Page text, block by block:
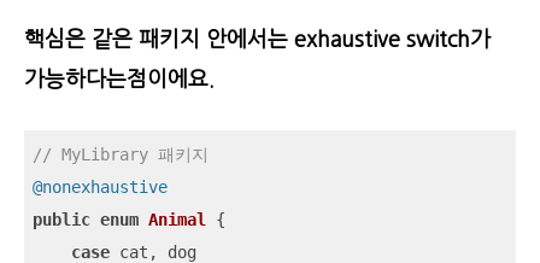
핵심은 같은 패키지 안에서는 exhaustive switch가
가능하다는점이에요.
// MyLibrary 패키지
@nonexhaustive
public enum Animal
{
case cat, dog